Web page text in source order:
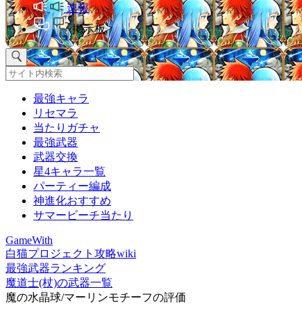
速報
掲示板
最強キャラ
リセマラ
当たりガチャ
最強武器
武器交換
星4キャラ一覧
パーティー編成
神進化おすすめ
サマービーチ当たり
GameWith
白猫プロジェクト攻略wiki
最強武器ランキング
魔道士(杖)の武器一覧
魔の水晶球/マーリンモチーフの評価